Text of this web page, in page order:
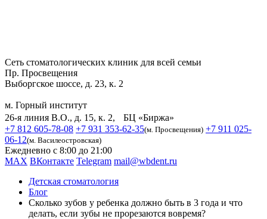
Сеть стоматологических клиник для всей семьи
Пр. Просвещения
Выборгское шоссе, д. 23, к. 2
м. Горный институт
26-я линия В.О., д. 15, к. 2, БЦ «Биржа»
+7 812 605-78-08 +7 931 353-62-35(м. Просвещения) +7 911 025-
06-12(м. Василеостровская)
Ежедневно с 8:00 до 21:00
MAX ВКонтакте Telegram mail@wbdent.ru
Детская стоматология
Блог
Сколько зубов у ребенка должно быть в 3 года и что
делать, если зубы не прорезаются вовремя?